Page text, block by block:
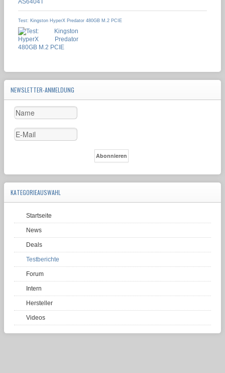
Test: Kingston HyperX Predator 480GB M.2 PCIE
NEWSLETTER-ANMELDUNG
KATEGORIEAUSWAHL
Startseite
News
Deals
Testberichte
Forum
Intern
Hersteller
Videos